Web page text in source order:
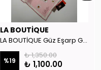
LA BOUTİQUE
LA BOUTİQUE Güz Eşarp GYSE130804
%19
₺ 1,350.00
₺ 1,100.00